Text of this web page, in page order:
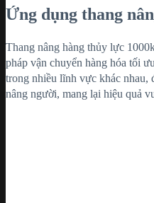
Ứng dụng thang
Thang nâng hàng thủy lực
pháp vận chuyển hàng hóa tối
trong nhiều lĩnh vực khác nhau,
nâng người, mang lại hiệu quả